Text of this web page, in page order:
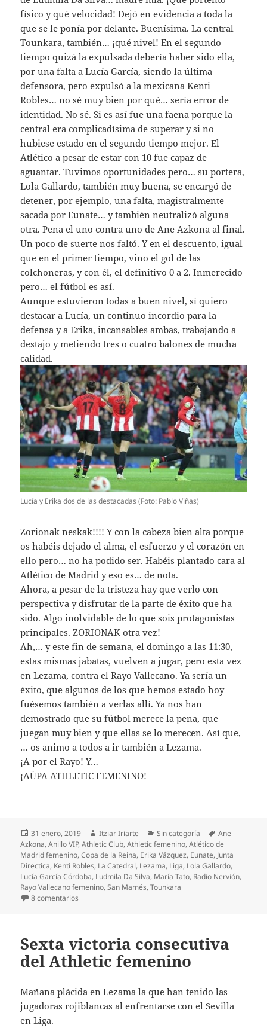
físico y qué velocidad! Dejó en evidencia a toda la
que se le ponía por delante. Buenísima. La central
Tounkara, también… ¡qué nivel! En el segundo
tiempo quizá la expulsada debería haber sido ella,
por una falta a Lucía García, siendo la última
defensora, pero expulsó a la mexicana Kenti
Robles… no sé muy bien por qué… sería error de
identidad. No sé. Si es así fue una faena porque la
central era complicadísima de superar y si no
hubiese estado en el segundo tiempo mejor. El
Atlético a pesar de estar con 10 fue capaz de
aguantar. Tuvimos oportunidades pero… su portera,
Lola Gallardo, también muy buena, se encargó de
detener, por ejemplo, una falta, magistralmente
sacada por Eunate… y también neutralizó alguna
otra. Pena el uno contra uno de Ane Azkona al final.
Un poco de suerte nos faltó. Y en el descuento, igual
que en el primer tiempo, vino el gol de las
colchoneras, y con él, el definitivo 0 a 2. Inmerecido
pero… el fútbol es así.
Aunque estuvieron todas a buen nivel, sí quiero
destacar a Lucía, un continuo incordio para la
defensa y a Erika, incansables ambas, trabajando a
destajo y metiendo tres o cuatro balones de mucha
calidad.
Lucía y Erika dos de las destacadas (Foto: Pablo Viñas)
Zorionak neskak!!!! Y con la cabeza bien alta porque
os habéis dejado el alma, el esfuerzo y el corazón en
ello pero… no ha podido ser. Habéis plantado cara al
Atlético de Madrid y eso es… de nota.
Ahora, a pesar de la tristeza hay que verlo con
perspectiva y disfrutar de la parte de éxito que ha
sido. Algo inolvidable de lo que sois protagonistas
principales. ZORIONAK otra vez!
Ah,… y este fin de semana, el domingo a las 11:30,
estas mismas jabatas, vuelven a jugar, pero esta vez
en Lezama, contra el Rayo Vallecano. Ya sería un
éxito, que algunos de los que hemos estado hoy
fuésemos también a verlas allí. Ya nos han
demostrado que su fútbol merece la pena, que
juegan muy bien y que ellas se lo merecen. Así que,
… os animo a todos a ir también a Lezama.
¡A por el Rayo! Y…
¡AÚPA ATHLETIC FEMENINO!
Publicado
el
31 enero, 2019 Autor
Itziar Iriarte Categorías
Sin categoría Etiquetas
Ane
Azkona,Anillo VIP,Athletic Club,Athletic femenino,Atlético de
Madrid femenino,Copa de la Reina, Erika Vázquez, Eunate, Junta
Directica, Kenti Robles, La Catedral, Lezama, Liga, Lola Gallardo,
Lucía García Córdoba, Ludmila Da Silva, María Tato, Radio Nervión,
Rayo Vallecano femenino,San Mamés,Tounkara
8 comentarios
Sexta victoria consecutiva
del Athletic femenino
Mañana plácida en Lezama la que han tenido las
jugadoras rojiblancas al enfrentarse con el Sevilla
en Liga.